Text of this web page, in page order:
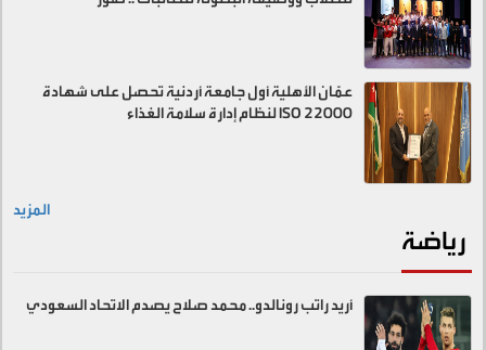
عمّان الأهلية أول جامعة أردنية تحصل على شهادة
ISO 22000 لنظام إدارة سلامة الغذاء
المزيد
رياضة
أريد راتب رونالدو.. محمد صلاح يصدم الاتحاد السعودي